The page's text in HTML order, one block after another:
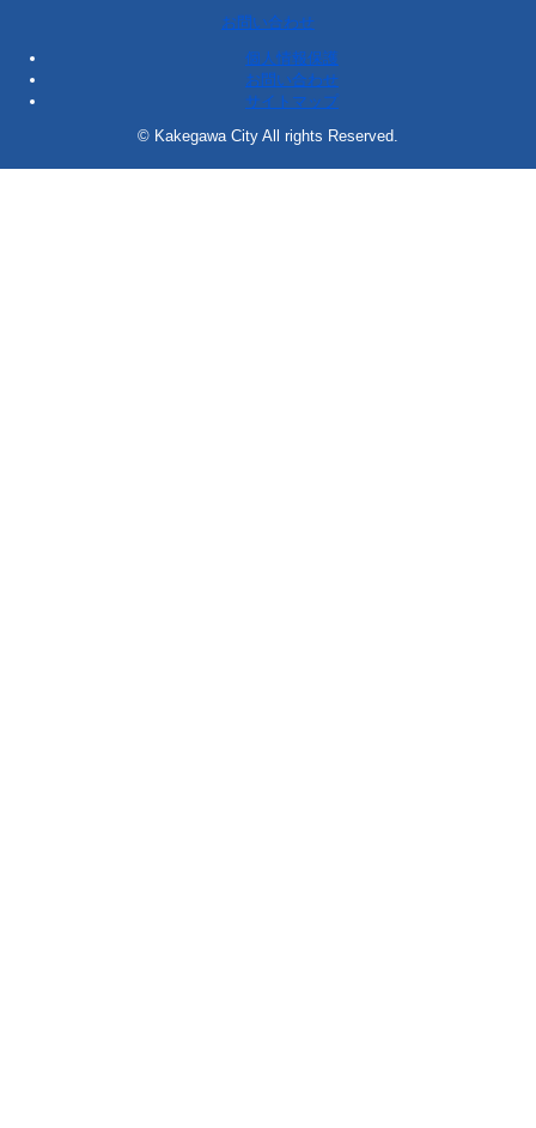
お問い合わせ
個人情報保護
お問い合わせ
サイトマップ
© Kakegawa City All rights Reserved.